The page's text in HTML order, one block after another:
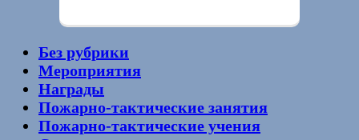
Без рубрики
Мероприятия
Награды
Пожарно-тактические занятия
Пожарно-тактические учения